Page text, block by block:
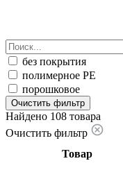
без покрытия
полимерное PE
порошковое
Очистить фильтр
Найдено 108 товара
Очистить фильтр
Товар